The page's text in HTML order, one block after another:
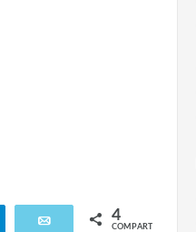
Telegram Email 4
COMPARTIR